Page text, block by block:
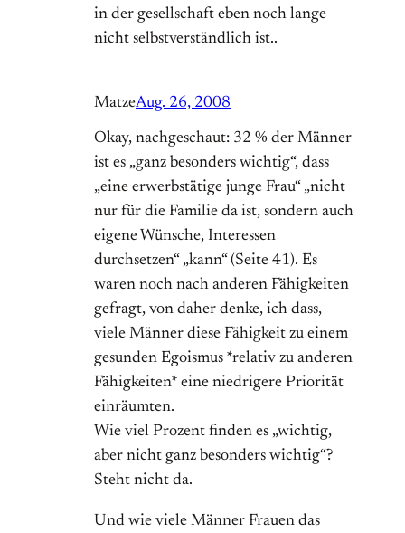
in der gesellschaft eben noch lange
nicht selbstverständlich ist..
MatzeAug. 26, 2008
Okay, nachgeschaut: 32 % der Männer
ist es „ganz besonders wichtig“, dass
„eine erwerbstätige junge Frau“ „nicht
nur für die Familie da ist, sondern auch
eigene Wünsche, Interessen
durchsetzen“ „kann“ (Seite 41). Es
waren noch nach anderen Fähigkeiten
gefragt, von daher denke, ich dass,
viele Männer diese Fähigkeit zu einem
gesunden Egoismus *relativ zu anderen
Fähigkeiten* eine niedrigere Priorität
einräumten.
Wie viel Prozent finden es „wichtig,
aber nicht ganz besonders wichtig“?
Steht nicht da.
Und wie viele Männer Frauen das